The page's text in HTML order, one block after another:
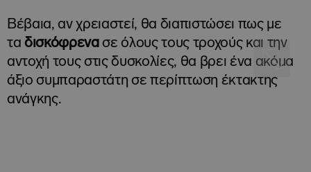
Βέβαια, αν χρειαστεί, θα διαπιστώσει πως με
ταδισκόφρενασε όλους τους τροχούς και την
αντοχή τους στις δυσκολίες, θα βρει ένα ακόμα
άξιο συμπαραστάτη σε περίπτωση έκτακτης
ανάγκης.